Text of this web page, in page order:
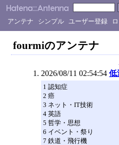
アンテナ シンプル ユーザー登録
fourmiのアンテナ
2026/08/11 02:54:54 低
1 認知症
2 癌
3 ネット・IT技術
4 英語
5 哲学・思想
6 イベント・祭り
7 鉄道・飛行機